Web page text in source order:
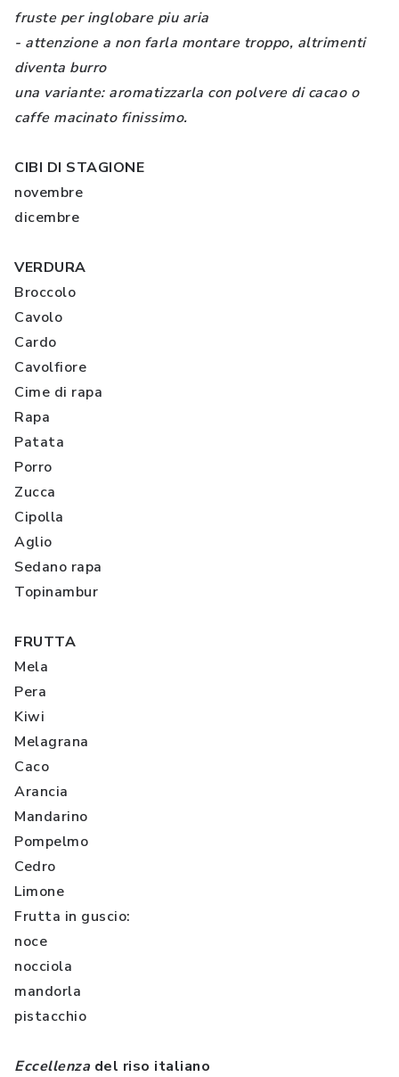
fruste per inglobare piu aria
- attenzione a non farla montare troppo, altrimenti
diventa burro
una variante: aromatizzarla con polvere di cacao o
caffe macinato finissimo.
CIBI DI STAGIONE
novembre
dicembre
VERDURA
Broccolo
Cavolo
Cardo
Cavolfiore
Cime di rapa
Rapa
Patata
Porro
Zucca
Cipolla
Aglio
Sedano rapa
Topinambur
FRUTTA
Mela
Pera
Kiwi
Melagrana
Caco
Arancia
Mandarino
Pompelmo
Cedro
Limone
Frutta in guscio:
noce
nocciola
mandorla
pistacchio
Eccellenza del riso italiano